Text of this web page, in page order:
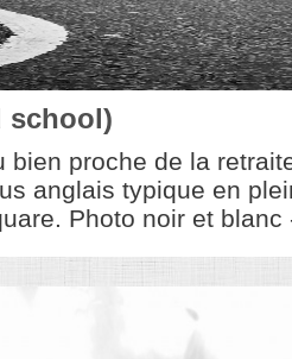
school)
bien proche de la
anglais typique en
Photo noir et blanc